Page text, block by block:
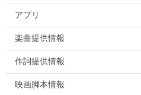
アプリ
楽曲提供情報
作詞提供情報
映画脚本情報